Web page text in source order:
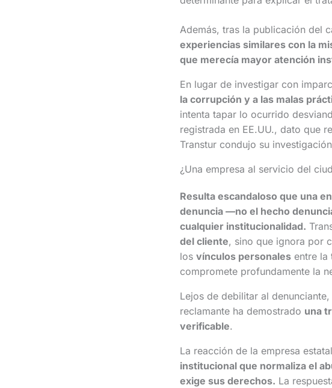
Además, tras la publicación del
experiencias similares con la
que merecía mayor atención
En lugar de investigar con
la corrupción y a las malas
intenta tapar lo ocurrido
registrada en EE.UU., dato que
Transtur condujo su
¿Una empresa al servicio del
Resulta escandaloso que una
denuncia —no el hecho
cualquier institucionalidad.
del cliente, sino que ignora por
los vínculos personalesentre la
compromete profundamente la
Lejos de debilitar al
reclamante ha demostrado una
verificable.
La reacción de la empresa
institucional que normaliza el
exige sus derechos. La